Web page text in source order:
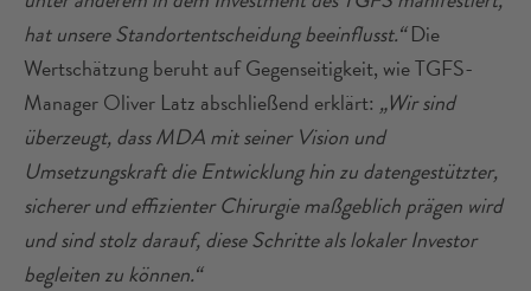
hat unsere Standortentscheidung beeinflusst.“Die
Wertschätzung beruht auf Gegenseitigkeit, wie TGFS-
Manager Oliver Latz abschließend erklärt: „Wir sind
überzeugt, dass MDA mit seiner Vision und
Umsetzungskraft die Entwicklung hin zu datengestützter,
sicherer und effizienter Chirurgie maßgeblich prägen wird
und sind stolz darauf, diese Schritte als lokaler Investor
begleiten zu können.“